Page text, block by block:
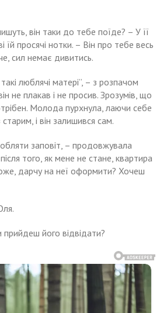
він таки до тебе поїде? – У її
їй просячі нотки. – Він про тебе весь
сил немає дивитись.
люблячі матері”, – з розпачом
не плакав і не просив. Зрозумів, що
Молода пурхнула, лаючи себе
і він залишився сам.
заповіт, – продовжувала
того, як мене не стане, квартира
дарчу на неї оформити? Хочеш
прийдеш його відвідати?